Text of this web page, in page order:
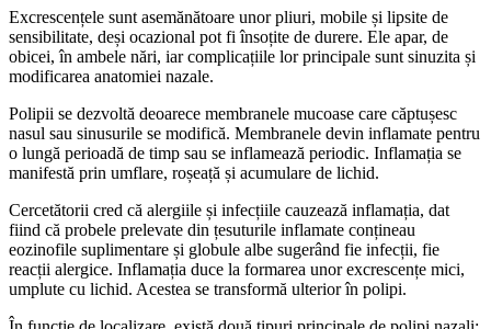
Excrescențele sunt asemănătoare unor pliuri, mobile și lipsite de
sensibilitate, deși ocazional pot fi însoțite de durere. Ele apar, de
obicei, în ambele nări, iar complicațiile lor principale sunt sinuzita și
modificarea anatomiei nazale.
Polipii se dezvoltă deoarece membranele mucoase care căptușesc
nasul sau sinusurile se modifică. Membranele devin inflamate pentru
o lungă perioadă de timp sau se inflamează periodic. Inflamația se
manifestă prin umflare, roșeață și acumulare de lichid.
Cercetătorii cred că alergiile și infecțiile cauzează inflamația, dat
fiind că probele prelevate din țesuturile inflamate conțineau
eozinofile suplimentare și globule albe sugerând fie infecții, fie
reacții alergice. Inflamația duce la formarea unor excrescențe mici,
umplute cu lichid. Acestea se transformă ulterior în polipi.